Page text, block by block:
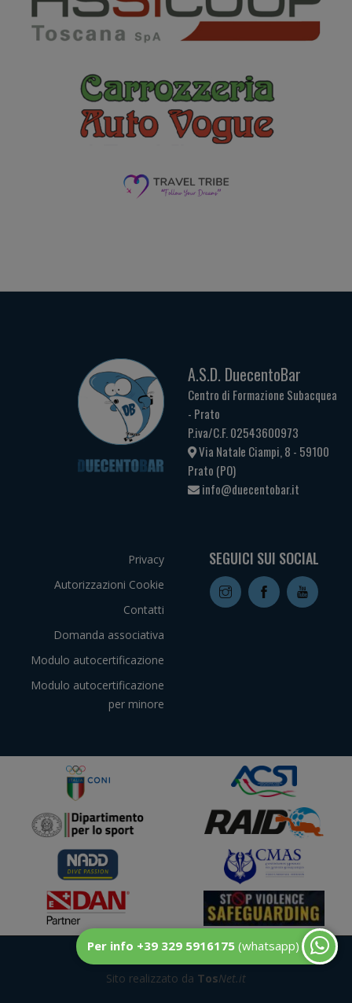
Per info +39 329 5916175 (whatsapp)
A.S.D. DuecentoBar
Centro di Formazione Subacquea
- Prato
P.iva/C.F. 02543600973
Via Natale Ciampi, 8 - 59100
Prato (PO)
info@duecentobar.it
Privacy
Autorizzazioni Cookie
Contatti
Domanda associativa
Modulo autocertificazione
Modulo autocertificazione
per minore
SEGUICI SUI SOCIAL
Sito realizzato da TosNet.it